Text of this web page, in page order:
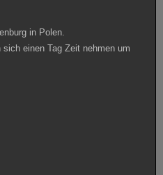
in Polen.
einen Tag Zeit nehmen um